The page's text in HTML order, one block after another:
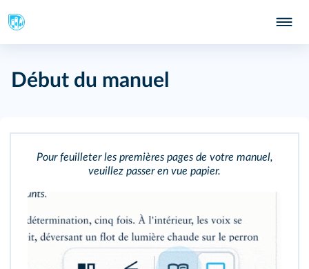
Début du manuel
Pour feuilleter les premières pages de votre manuel,
veuillez passer en vue papier.